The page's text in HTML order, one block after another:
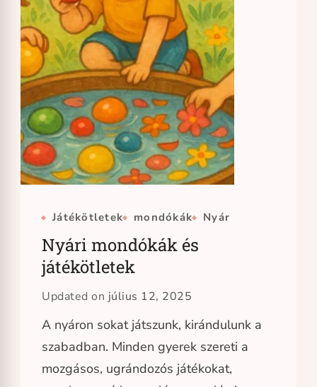
Játékötletek mondókák Nyár
Nyári mondókák és
játékötletek
Updated on július 12, 2025
A nyáron sokat játszunk, kirándulunk a
szabadban. Minden gyerek szereti a
mozgásos, ugrándozós játékokat,